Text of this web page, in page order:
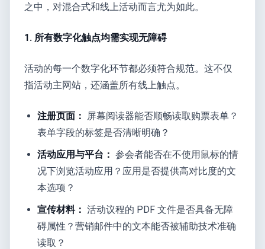
之中，对混合式和线上活动而言尤为如此。
1. 所有数字化触点均需实现无障碍
活动的每一个数字化环节都必须符合规范。这不仅
指活动主网站，还涵盖所有线上触点。
注册页面：
屏幕阅读器能否顺畅读取购票表单？
表单字段的标签是否清晰明确？
活动应用与平台： 参会者能否在不使用鼠标的情
况下浏览活动应用？应用是否提供高对比度的文
本选项？
宣传材料： 活动议程的 PDF 文件是否具备无障
碍属性？营销邮件中的文本能否被辅助技术准确
读取？